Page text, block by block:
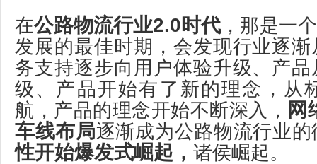
在公路物流行业2.0时代 ，那是一
发展的最佳时期，会发现行业逐
务支持逐步向用户体验升级、产
级、产品开始有了新的理念，从
航，产品的理念开始不断深入， 网
车线布局逐渐成为公路物流行业
性开始爆发式崛起， 诸侯崛起。